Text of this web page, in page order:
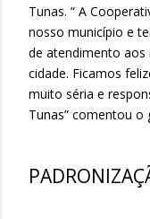
Tunas. “ A
nosso município e
de atendimento aos
cidade. Ficamos
muito séria e
Tunas” comentou o